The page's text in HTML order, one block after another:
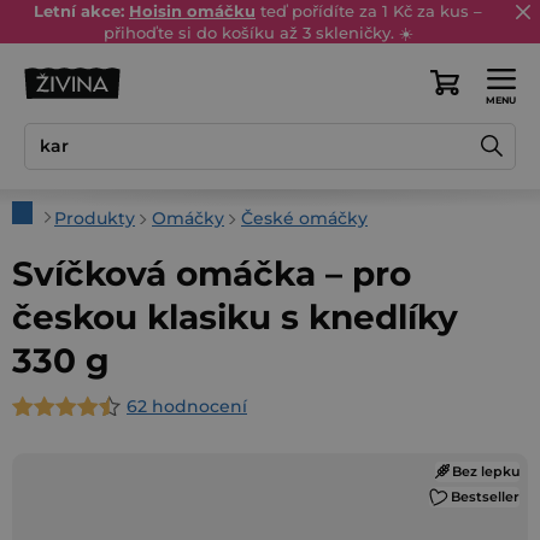
Přejít
na
obsah
Letní akce: Hoisin omáčku teď pořídíte za 1 Kč za kus –
přihoďte si do košíku až 3 skleničky. ☀️
Nákupní
DomůProdukty Omáčky České omáčky
Svíčková omáčka – pro
českou klasiku s knedlíky
330 g
Průměrné
62 hodnocení
Bez lepku
Bestseller